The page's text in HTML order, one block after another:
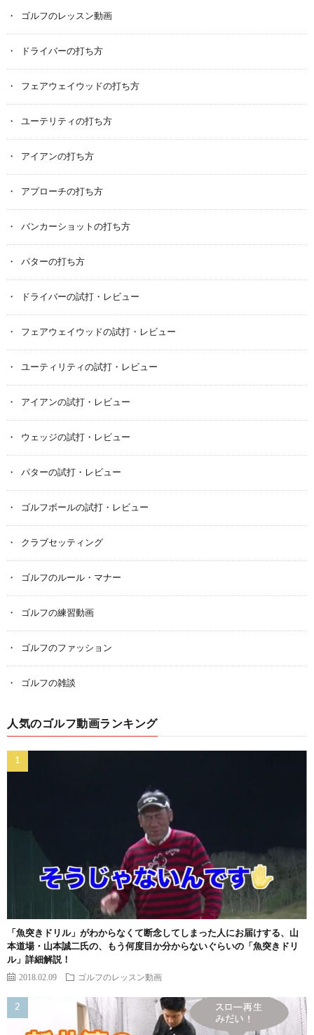
ゴルフのレッスン動画
ドライバーの打ち方
フェアウェイウッドの打ち方
ユーテリティの打ち方
アイアンの打ち方
アプローチの打ち方
バンカーショットの打ち方
パターの打ち方
ドライバーの試打・レビュー
フェアウェイウッドの試打・レビュー
ユーティリティの試打・レビュー
アイアンの試打・レビュー
ウェッジの試打・レビュー
パターの試打・レビュー
ゴルフボールの試打・レビュー
クラブセッティング
ゴルフのルール・マナー
ゴルフの練習動画
ゴルフのファッション
ゴルフの雑談
人気のゴルフ動画ランキング
「魚突きドリル」がわからなくて断念してしまった人にお届けする、山
本道場・山本誠二氏の、もう何度目か分からないぐらいの「魚突きドリ
ル」詳細解説！
2018.02.09 ゴルフのレッスン動画